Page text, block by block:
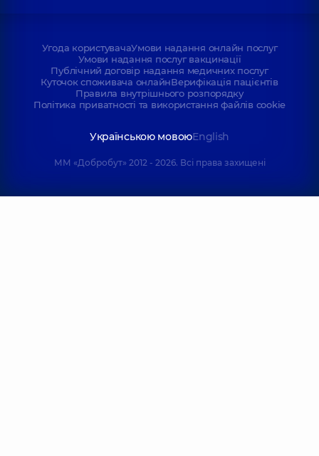
Угода користувачаУмови надання онлайн послуг
Умови надання послуг вакцинації
Публічний договір надання медичних послуг
Куточок споживача онлайнВерифікація пацієнтів
Правила внутрішнього розпорядку
Політика приватності та використання файлів cookie
Українською мовоюEnglish
ММ «Добробут» 2012 - 2026. Всі права захищені